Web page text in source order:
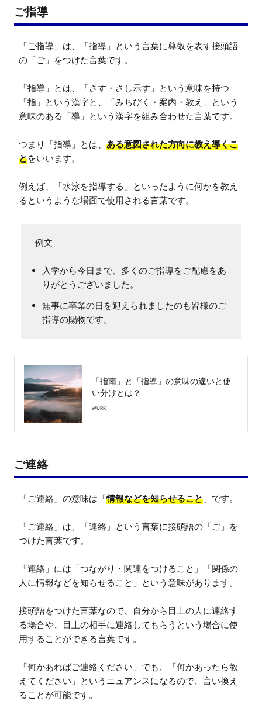
ご指導
「ご指導」は、「指導」という言葉に尊敬を表す接頭語
の「ご」をつけた言葉です。
「指導」とは、「さす・さし示す」という意味を持つ
「指」という漢字と、「みちびく・案内・教え」という
意味のある「導」という漢字を組み合わせた言葉です。
つまり「指導」とは、 ある意図された方向に教え導くこ
とをいいます。
例えば、「水泳を指導する」といったように何かを教え
るというような場面で使用される言葉です。
入学から今日まで、多くのご指導をご配慮をあ
りがとうございました。
無事に卒業の日を迎えられましたのも皆様のご
指導の賜物です。
「指南」と「指導」の意味の違いと使
い分けとは？
WURK
ご連絡
「ご連絡」の意味は「情報などを知らせること 」です。
「ご連絡」は、「連絡」という言葉に接頭語の「ご」を
つけた言葉です。
「連絡」には「つながり・関連をつけること」「関係の
人に情報などを知らせること」という意味があります。
接頭語をつけた言葉なので、自分から目上の人に連絡す
る場合や、目上の相手に連絡してもらうという場合に使
用することができる言葉です。
「何かあればご連絡ください」でも、「何かあったら教
えてください」というニュアンスになるので、言い換え
ることが可能です。